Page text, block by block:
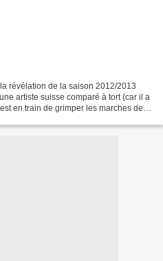
révélation de la saison 2012/2013
artiste suisse comparé à tort (car il a
en train de grimper les marches de la